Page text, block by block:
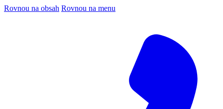
Rovnou na obsah Rovnou na menu